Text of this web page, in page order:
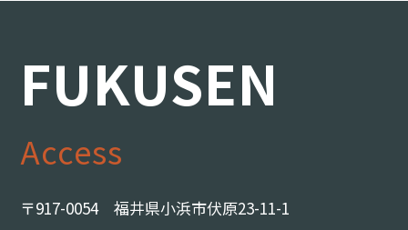
FUKUSEN
Access
〒917-0054 福井県小浜市伏原23-11-1